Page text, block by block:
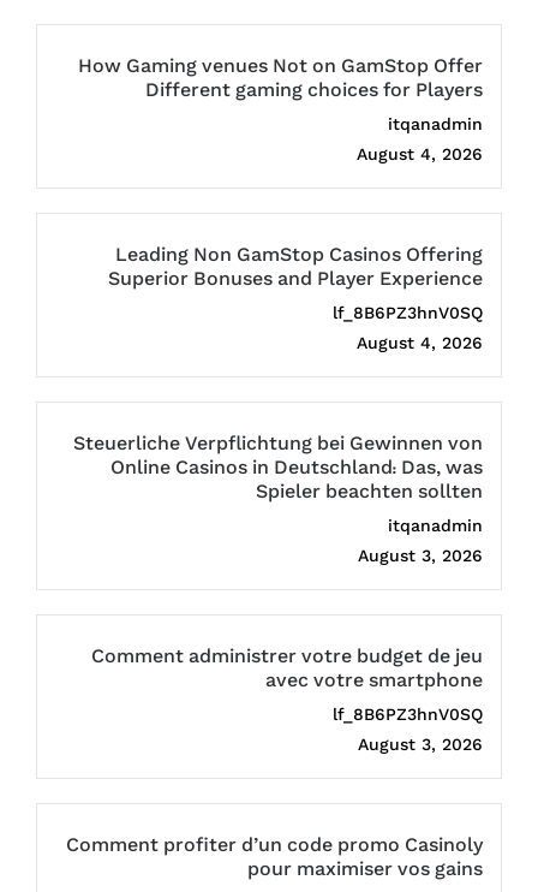
How Gaming venues Not on GamStop Offer
Different gaming choices for Players
itqanadmin
August 4, 2026
Leading Non GamStop Casinos Offering
Superior Bonuses and Player Experience
lf_8B6PZ3hnV0SQ
August 4, 2026
Steuerliche Verpflichtung bei Gewinnen von
Online Casinos in Deutschland: Das, was
Spieler beachten sollten
itqanadmin
August 3, 2026
Comment administrer votre budget de jeu
avec votre smartphone
lf_8B6PZ3hnV0SQ
August 3, 2026
Comment profiter d’un code promo Casinoly
pour maximiser vos gains